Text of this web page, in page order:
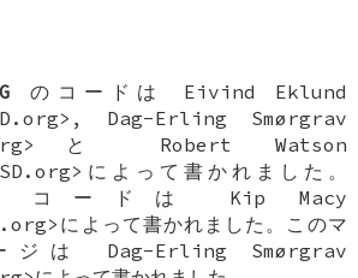
のコードは Eivind Eklund
Dag-Erling Smørgrav
と Robert Watson
によって書かれました。
コードは Kip Macy
によって書かれました。このマ
ジは Dag-Erling Smørgrav